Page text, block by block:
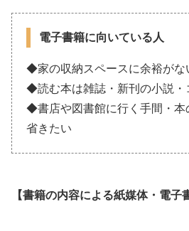
電子書籍に向いている人
◆家の収納スペースに余裕がな
◆読む本は雑誌・新刊の小説・
◆書店や図書館に行く手間・本
省きたい
【書籍の内容による紙媒体・電子